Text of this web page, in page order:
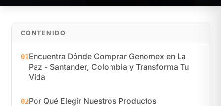
CONTENIDO
01Encuentra Dónde Comprar Genomex en La
Paz - Santander, Colombia y Transforma Tu
Vida
02Por Qué Elegir Nuestros Productos